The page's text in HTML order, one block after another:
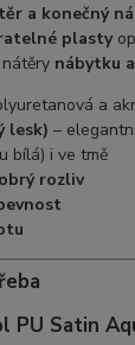
a konečný
plasty
nábytku
a
lesk) –
bílá) i ve tmě
rozliv